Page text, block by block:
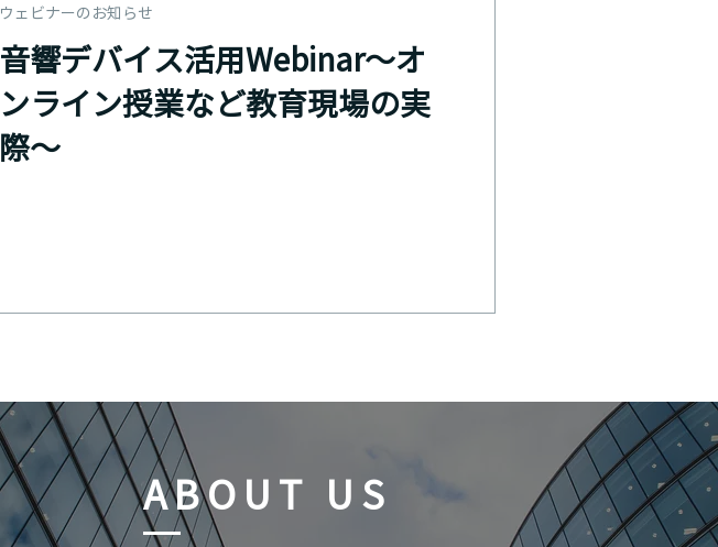
音響デバイス活用Webinar〜オ
ンライン授業など教育現場の実
際〜
ウェビナーのお知らせ
ABOUT US